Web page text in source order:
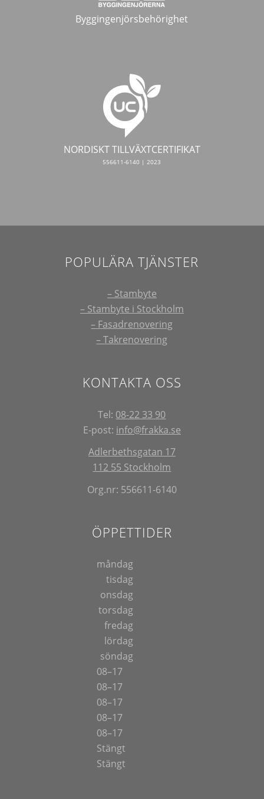
Byggingenjörsbehörighet
NORDISKT TILLVÄXTCERTIFIKAT
556611-6140 | 2023
POPULÄRA TJÄNSTER
– Stambyte
– Stambyte i Stockholm
– Fasadrenovering
– Takrenovering
KONTAKTA OSS
Tel: 08-22 33 90
E-post: info@frakka.se
Adlerbethsgatan 17
112 55 Stockholm
Org.nr: 556611-6140
ÖPPETTIDER
måndag
tisdag
onsdag
torsdag
fredag
lördag
söndag
08–17
08–17
08–17
08–17
08–17
Stängt
Stängt